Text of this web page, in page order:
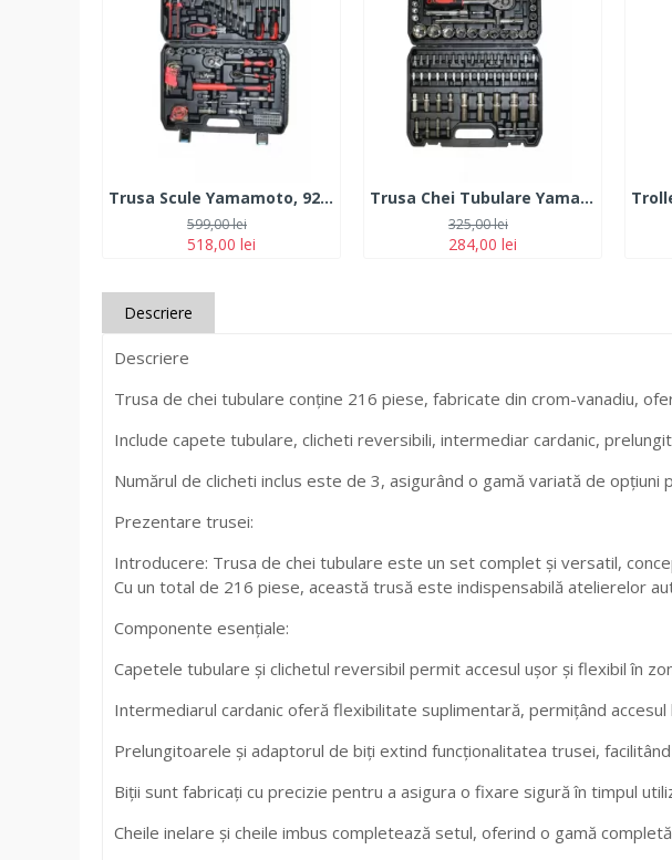
Trusa Scule Yamamoto, 92 Piese
518,00 lei
599,00 lei
Trusa Chei Tubulare Yamamoto, 108 piese
284,00 lei
325,00 lei
Descriere
Descriere
Trusa de chei tubulare conține 216 piese, fabricate din crom-vanadiu,
Include capete tubulare, clicheti reversibili, intermediar cardanic,
Numărul de clicheti inclus este de 3, asigurând o gamă variată de opțiuni
Prezentare trusei:
Introducere: Trusa de chei tubulare este un set complet și versatil,
Cu un total de 216 piese, această trusă este indispensabilă atelierelor
Componente esențiale:
Capetele tubulare și clichetul reversibil permit accesul ușor și flexibil în
Intermediarul cardanic oferă flexibilitate suplimentară, permițând accesul
Prelungitoarele și adaptorul de biți extind funcționalitatea trusei,
Biții sunt fabricați cu precizie pentru a asigura o fixare sigură în timpul
Cheile inelare și cheile imbus completează setul, oferind o gamă